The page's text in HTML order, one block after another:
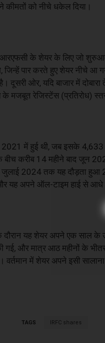
कीमतों को नीचे धकेल दिया।
के शेयर के लिए जो
पार करते हुए शेयर नीचे आ
दूसरी ओर, यदि बाजार में
रेजिस्टेंस (प्रतिरोध) स्तरों
2021 में हुई थी, जब इसके
करीब 14 महीने बाद जून
जुलाई 2024 तक यह दौड़ता
यह अपने ऑल-टाइम हाई से
यह शेयर अपने एक साल के
गई, और मात्र आठ महीनों के
में शेयर अपने इसी
TAGS IRFC shares